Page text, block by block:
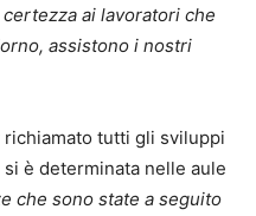
certezza ai lavoratori che
assistono i nostri
richiamato tutti gli sviluppi
è determinata nelle aule
che sono state a seguito